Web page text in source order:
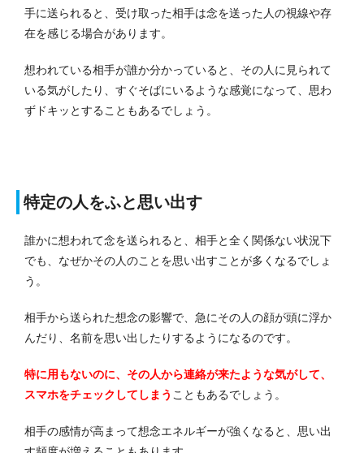
手に送られると、受け取った相手は念を送った人の視線や存
在を感じる場合があります。
想われている相手が誰か分かっていると、その人に見られて
いる気がしたり、すぐそばにいるような感覚になって、思わ
ずドキッとすることもあるでしょう。
特定の人をふと思い出す
誰かに想われて念を送られると、相手と全く関係ない状況下
でも、なぜかその人のことを思い出すことが多くなるでしょ
う。
相手から送られた想念の影響で、急にその人の顔が頭に浮か
んだり、名前を思い出したりするようになるのです。
特に用もないのに、その人から連絡が来たような気がして、
スマホをチェックしてしまう こともあるでしょう。
相手の感情が高まって想念エネルギーが強くなると、思い出